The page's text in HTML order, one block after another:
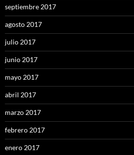
septiembre 2017
agosto 2017
julio 2017
junio 2017
mayo 2017
abril 2017
marzo 2017
febrero 2017
enero 2017